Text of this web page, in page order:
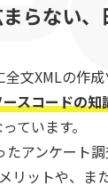
らない
文XMLの作
スコードの知
ています。
たアンケート
リットや、ま